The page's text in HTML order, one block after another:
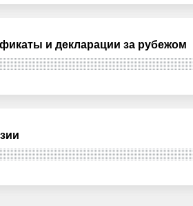
и декларации за рубежом